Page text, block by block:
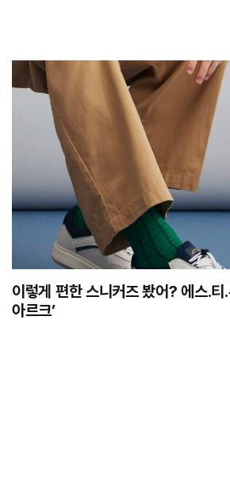
이렇게 편한 스니커즈 봤어? 에스.티
아르크’